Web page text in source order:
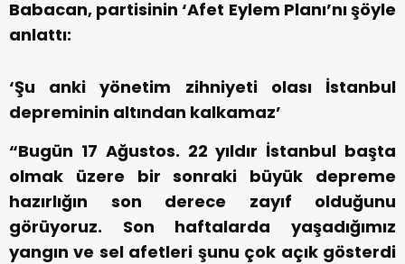
Babacan, partisinin ‘Afet Eylem Planı’nı şöyle
anlattı:
‘Şu anki yönetim zihniyeti olası İstanbul
depreminin altından kalkamaz’
“Bugün 17 Ağustos. 22 yıldır İstanbul başta
olmak üzere bir sonraki büyük depreme
hazırlığın son derece zayıf olduğunu
görüyoruz. Son haftalarda yaşadığımız
yangın ve sel afetleri şunu çok açık gösterdi